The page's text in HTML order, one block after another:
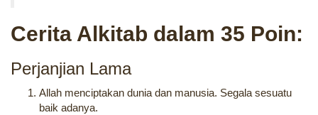
Cerita Alkitab dalam 35 Poin:
Perjanjian Lama
Allah menciptakan dunia dan manusia. Segala sesuatu
baik adanya.